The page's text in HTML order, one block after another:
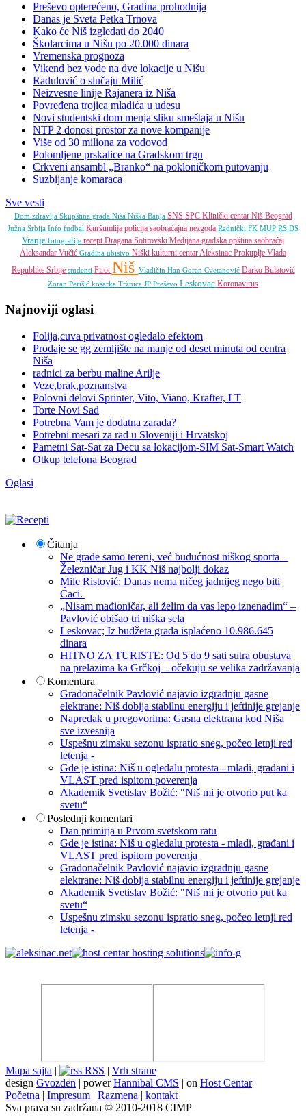
Preševo opterećeno, Gradina prohodnija
Danas je Sveta Petka Trnova
Kako će Niš izgledati do 2040
Školarcima u Nišu po 20.000 dinara
Vremenska prognoza
Vikend bez vode na dve lokacije u Nišu
Radulović o slučaju Milić
Neizvesne linije Rajanera iz Niša
Povređena trojica mladića u udesu
Novi studentski dom menja sliku smeštaja u Nišu
NTP 2 donosi prostor za nove kompanije
Više od 30 miliona za vodovod
Polomljene prskalice na Gradskom trgu
Crkveni ansambl „Branko“ na pokloničkom putovanju
Suzbijanje komaraca
Sve vesti
Dom zdravlja Skupština grada Niša Niška Banja SNS SPC Klinički centar Niš Beograd
Južna Srbija Info fudbal Kuršumlija policija saobraćajna nezgoda Radnički FK MUP RS DS
Vranje fotografije receptDragana Sotirovski Medijana gradska opština saobraćaj
Aleksandar Vučić Gradina ubistvo Niški kulturni centarAleksinac Prokuplje Vlada
Republike Srbije studenti PirotNiš Vladičin Han Goran Cvetanović Darko Bulatović
Zoran Perišić košarka Tržnica JP Preševo Leskovac Koronavirus
Najnoviji oglasi
Folija,cuva privatnost ogledalo efektom
Prodaje se gg zemljište na manje od deset minuta od centra
Niša
radnici za berbu maline Arilje
Veze,brak,poznanstva
Polovni delovi Sprinter, Vito, Viano, Krafter, LT
Torte Novi Sad
Potrebna Vam je dodatna zarada?
Potrebni mesari za rad u Sloveniji i Hrvatskoj
Pametni Sat-Sat za Decu sa lokacijom-SIM Sat-Smart Watch
Otkup telefona Beograd
Oglasi
Čitanja
Ne grade samo tereni, već budućnost niškog sporta –
Železničar Jug i KK Niš najbolji dokaz
Mile Ristović: Danas nema ničeg jadnijeg nego biti
Ćaci.
„Nisam mađioničar, ali želim da vas lepo iznenadim“ –
Pavlović obišao tri niška sela
Leskovac; Iz budžeta grada isplaćeno 10.986.645
dinara
HITNO ZA TURISTE: Od 5 do 9 sati sutra obustava
na prelazima ka Grčkoj – očekuju se velika zadržavanja
Komentara
Gradonačelnik Pavlović najavio izgradnju gasne
elektrane: Niš dobija stabilnu energiju i jeftinije grejanje
Napredak u pregovorima: Gasna elektrana kod Niša
sve izvesnija
Uspešnu zimsku sezonu ispratio sneg, počeo letnji red
letenja -
Gde je istina: Niš u ogledalu protesta - mladi, građani i
VLAST pred ispitom poverenja
Akademik Svetislav Božić: "Niš mi je otvorio put ka
svetu“
Poslednji komentari
Dan primirja u Prvom svetskom ratu
Gde je istina: Niš u ogledalu protesta - mladi, građani i
VLAST pred ispitom poverenja
Gradonačelnik Pavlović najavio izgradnju gasne
elektrane: Niš dobija stabilnu energiju i jeftinije grejanje
Akademik Svetislav Božić: "Niš mi je otvorio put ka
svetu“
Uspešnu zimsku sezonu ispratio sneg, počeo letnji red
letenja -
Mapa sajta | RSS | Vrh strane
design Gvozden | powerHannibal CMS | on Host Centar
Početna | Impresum | Razmena | kontakt
Sva prava su zadržana © 2010-2018 CIMP